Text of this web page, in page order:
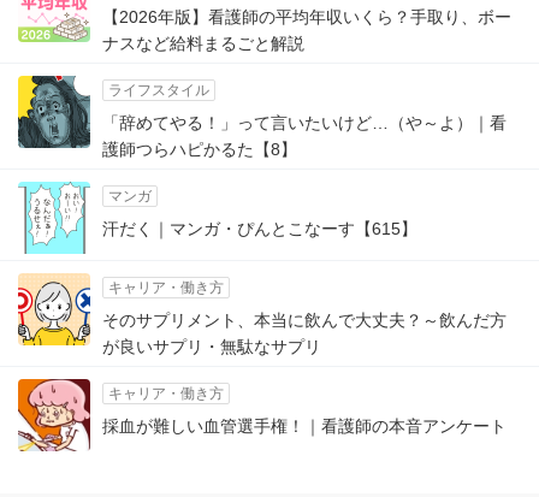
【2026年版】看護師の平均年収いくら？手取り、ボー
ナスなど給料まるごと解説
ライフスタイル
「辞めてやる！」って言いたいけど…（や～よ）｜看
護師つらハピかるた【8】
マンガ
汗だく｜マンガ・ぴんとこなーす【615】
キャリア・働き方
そのサプリメント、本当に飲んで大丈夫？～飲んだ方
が良いサプリ・無駄なサプリ
キャリア・働き方
採血が難しい血管選手権！｜看護師の本音アンケート